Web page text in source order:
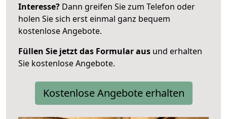
Interesse? Dann greifen Sie zum Telefon oder
holen Sie sich erst einmal ganz bequem
kostenlose Angebote.
Füllen Sie jetzt das Formular aus und erhalten
Sie kostenlose Angebote.
Kostenlose Angebote erhalten